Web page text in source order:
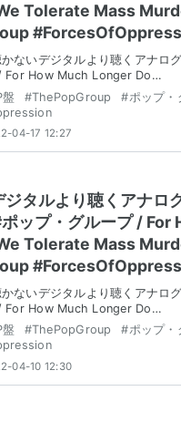
Tolerate Mass
ないデジタルより聴くアナロ
For How Much Longer Do…
盤 #ThePopGroup #ポップ・
04-17 12:27
ジタルより聴くアナロ
ップ・グループ / For
Tolerate Mass
ないデジタルより聴くアナロ
For How Much Longer Do…
盤 #ThePopGroup #ポップ・
04-10 12:30